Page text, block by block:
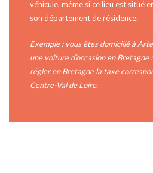
véhicule, même si ce lieu est situé
son département de résidence.
Exemple : vous êtes domicilié à
une voiture d’occasion en Bretagne
régler en Bretagne la taxe
Centre-Val de Loire.